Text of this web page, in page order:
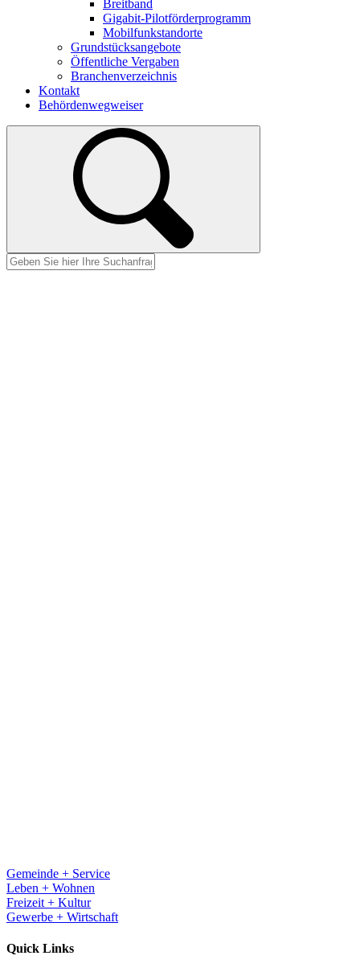
Breitband
Gigabit-Pilotförderprogramm
Mobilfunkstandorte
Grundstücksangebote
Öffentliche Vergaben
Branchenverzeichnis
Kontakt
Behördenwegweiser
Gemeinde + Service
Leben + Wohnen
Freizeit + Kultur
Gewerbe + Wirtschaft
Quick Links